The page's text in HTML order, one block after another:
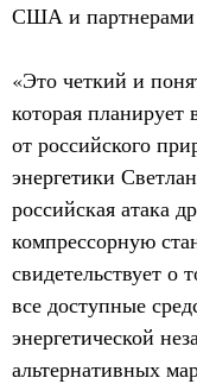
США и партнерами
«Это четкий и
которая планирует
от российского
энергетики
российская атака
компрессорную
свидетельствует о
все доступные
энергетической
альтернативных